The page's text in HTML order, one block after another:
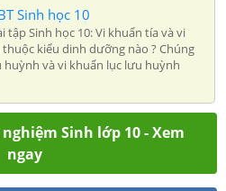
Sinh học 10
tập Sinh học 10: Vi khuẩn tía và vi
kiểu dinh dưỡng nào ? Chúng
và vi khuẩn lục lưu huỳnh
Sinh lớp 10 - Xem
ngay